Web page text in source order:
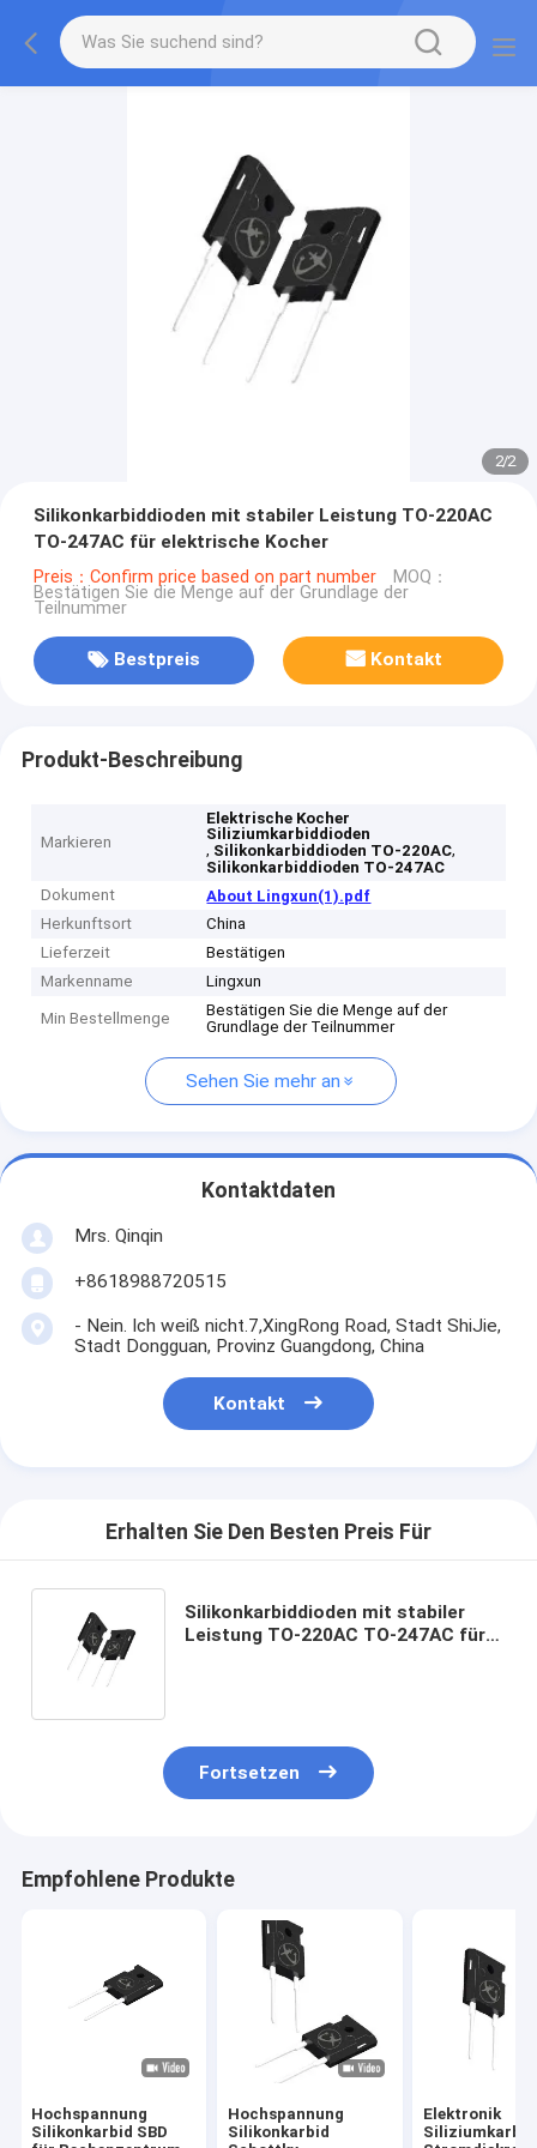
2/2
Silikonkarbiddioden mit stabiler Leistung TO-220AC
TO-247AC für elektrische Kocher
Preis：Confirm price based on part number MOQ：
Bestätigen Sie die Menge auf der Grundlage der
Teilnummer
Bestpreis Kontakt
Produkt-Beschreibung
Markieren
Elektrische Kocher
Siliziumkarbiddioden
, Silikonkarbiddioden TO-220AC,
Silikonkarbiddioden TO-247AC
Dokument
About Lingxun(1).pdf
Herkunftsort
China
Lieferzeit
Bestätigen
Markenname
Lingxun
Min Bestellmenge
Bestätigen Sie die Menge auf der
Grundlage der Teilnummer
Sehen Sie mehr an
Kontaktdaten
Mrs. Qinqin
+8618988720515
- Nein. Ich weiß nicht.7,XingRong Road, Stadt ShiJie,
Stadt Dongguan, Provinz Guangdong, China
Kontakt
Erhalten Sie Den Besten Preis Für
Silikonkarbiddioden mit stabiler
Leistung TO-220AC TO-247AC für
Fortsetzen
Empfohlene Produkte
Hochspannung
Silikonkarbid SBD
Hochspannung
Silikonkarbid
Elektronik
Siliziumkarbid